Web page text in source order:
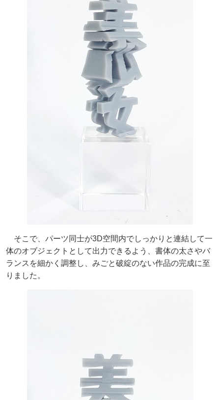
そこで、パーツ同士が3D空間内でしっかりと連結して一
体のオブジェクトとして出力できるよう、書体の太さやバ
ランスを細かく調整し、みごと破綻のない作品の完成に至
りました。